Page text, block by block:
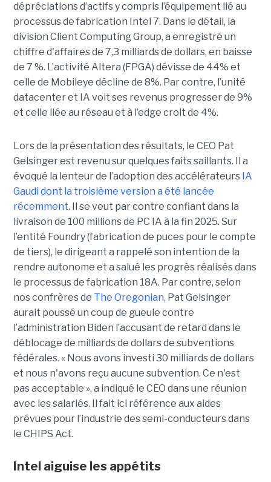
dépréciations d’actifs y compris l’équipement lié au
processus de fabrication Intel 7. Dans le détail, la
division Client Computing Group, a enregistré un
chiffre d'affaires de 7,3 milliards de dollars, en baisse
de 7 %. L’activité Altera (FPGA) dévisse de 44% et
celle de Mobileye décline de 8%. Par contre, l’unité
datacenter et IA voit ses revenus progresser de 9%
et celle liée au réseau et à l’edge croit de 4%.
Lors de la présentation des résultats, le CEO Pat
Gelsinger est revenu sur quelques faits saillants. Il a
évoqué la lenteur de l’adoption des accélérateurs IA
Gaudi dont la troisième version a été lancée
récemment. Il se veut par contre confiant dans la
livraison de 100 millions de PC IA à la fin 2025. Sur
l’entité Foundry (fabrication de puces pour le compte
de tiers), le dirigeant a rappelé son intention de la
rendre autonome et a salué les progrès réalisés dans
le processus de fabrication 18A. Par contre, selon
nos confrères de The Oregonian, Pat Gelsinger
aurait poussé un coup de gueule contre
l’administration Biden l’accusant de retard dans le
déblocage de milliards de dollars de subventions
fédérales. « Nous avons investi 30 milliards de dollars
et nous n'avons reçu aucune subvention. Ce n'est
pas acceptable », a indiqué le CEO dans une réunion
avec les salariés. Il fait ici référence aux aides
prévues pour l’industrie des semi-conducteurs dans
le CHIPS Act.
Intel aiguise les appétits